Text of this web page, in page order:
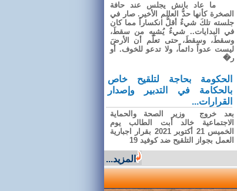
ما عاد بانش يجلس عند حافة
الصخرة كأنها حدُّ العالم الأخير. صار في
جلسته تلكَ شيءٌ أقلُّ انكساراً مما كان
في البدايات.. شيءٌ يُشبِه من سقطَ،
وسقطَ، وسقطَ، حتى تعلّم أن الأرضَ
ليست عدواً دائماً، ولا تدعو للخوف. أو
ر�
الحكومة بحاجة لتلقيح خاص
بالحكامة في التدبير وإصدار
القرارات...
بعد خروج وزير الصحة والحماية
الاجتماعية خالد أبت الطالب يوم
الخميس 21 أكتوبر 2021 بقرار اجبارية
العمل بجواز التلقيح ضد كوفيد 19
المزيد...